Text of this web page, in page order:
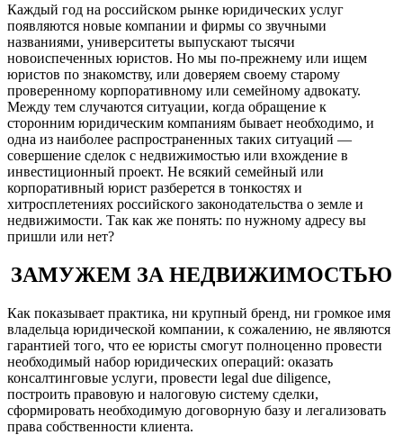
Каждый год на российском рынке юридических услуг
появляются новые компании и фирмы со звучными
названиями, университеты выпускают тысячи
новоиспеченных юристов. Но мы по-прежнему или ищем
юристов по знакомству, или доверяем своему старому
проверенному корпоративному или семейному адвокату.
Между тем случаются ситуации, когда обращение к
сторонним юридическим компаниям бывает необходимо, и
одна из наиболее распространенных таких ситуаций —
совершение сделок с недвижимостью или вхождение в
инвестиционный проект. Не всякий семейный или
корпоративный юрист разберется в тонкостях и
хитросплетениях российского законодательства о земле и
недвижимости. Так как же понять: по нужному адресу вы
пришли или нет?
ЗАМУЖЕМ ЗА НЕДВИЖИМОСТЬЮ
Как показывает практика, ни крупный бренд, ни громкое имя
владельца юридической компании, к сожалению, не являются
гарантией того, что ее юристы смогут полноценно провести
необходимый набор юридических операций: оказать
консалтинговые услуги, провести legal due diligence,
построить правовую и налоговую систему сделки,
сформировать необходимую договорную базу и легализовать
права собственности клиента.